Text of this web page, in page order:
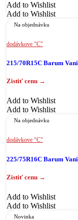
Add to Wishlist
Add to Wishlist
Na objednávku
dodávkove "C"
215/70R15C Barum
Add to Wishlist
Add to Wishlist
Na objednávku
dodávkove "C"
225/75R16C Barum
Add to Wishlist
Add to Wishlist
Novinka